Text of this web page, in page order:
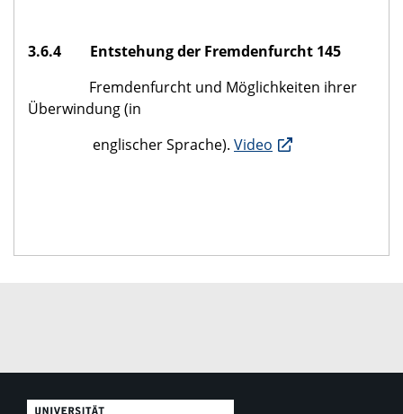
3.6.4 Entstehung der Fremdenfurcht 145
Fremdenfurcht und Möglichkeiten ihrer
Überwindung (in
englischer Sprache). Video